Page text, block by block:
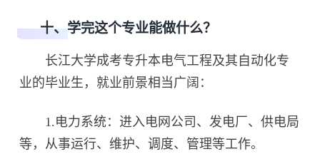
十、学完这个专业能做什么？
长江大学成考专升本电气工程及其自动化专
业的毕业生，就业前景相当广阔：
1.电力系统：进入电网公司、发电厂、供电局
等，从事运行、维护、调度、管理等工作。